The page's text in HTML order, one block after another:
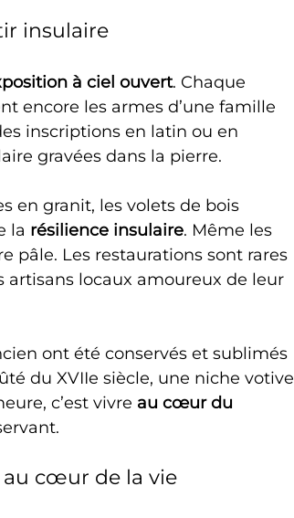
insulaire
à ciel ouvert. Chaque
encore les armes d’une famille
inscriptions en latin ou en
gravées dans la pierre.
en granit, les volets de bois
la résilience insulaire. Même les
pâle. Les restaurations sont rares
artisans locaux amoureux de leur
ont été conservés et sublimés
du XVIIe siècle, une niche votive
c’est vivre au cœur du
au cœur de la vie